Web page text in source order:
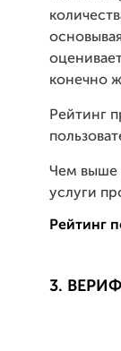
конечно
Рейтинг
Чем выше
услуги
Рейтинг
3.